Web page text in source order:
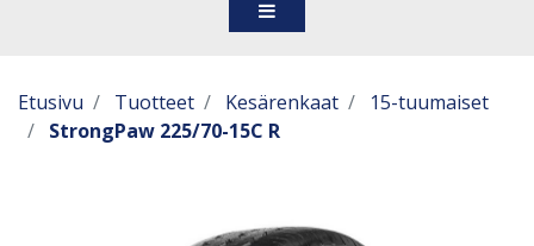
Etusivu Tuotteet Kesärenkaat
15-tuumaiset
StrongPaw 225/70-15C R